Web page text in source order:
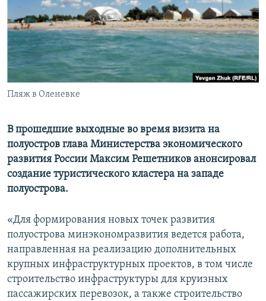
ПОБЕДИТЕЛЕЙ НЕ СУДЯТ?
КРЫМ.НЕПОКОРЕННЫЙ
ELIFBE
УКРАИНСКАЯ ПРОБЛЕМА КРЫМА
ПРИСОЕДИНЯЙТЕСЬ!
Все сайты RFE/RL
Пляж в Оленевке
В прошедшие выходные во время визита на
полуостров глава Министерства экономического
развития России Максим Решетников анонсировал
создание туристического кластера на западе
полуострова.
«Для формирования новых точек развития
полуострова минэкономразвития ведется работа,
направленная на реализацию дополнительных
крупных инфраструктурных проектов, в том числе
строительство инфраструктуры для круизных
пассажирских перевозок, а также строительство